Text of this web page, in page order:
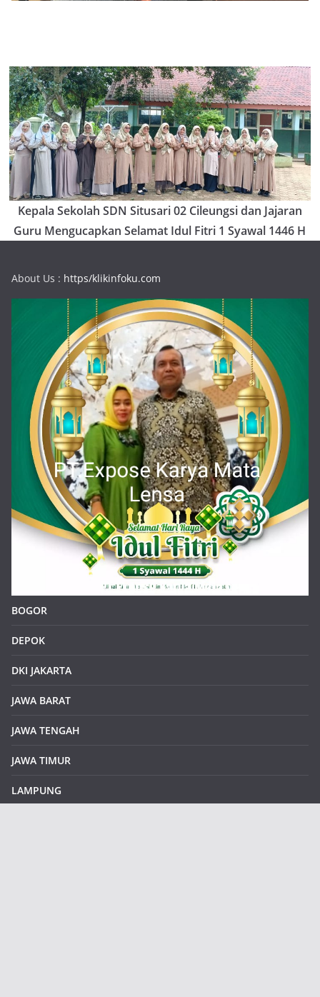
Kepala Sekolah SDN Situsari 02 Cileungsi dan Jajaran
Guru Mengucapkan Selamat Idul Fitri 1 Syawal 1446 H
About Us : https/klikinfoku.com
BOGOR
DEPOK
DKI JAKARTA
JAWA BARAT
JAWA TENGAH
JAWA TIMUR
LAMPUNG